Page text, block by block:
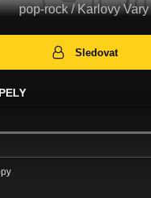
pop-rock / Karlovy Vary
Sledovat